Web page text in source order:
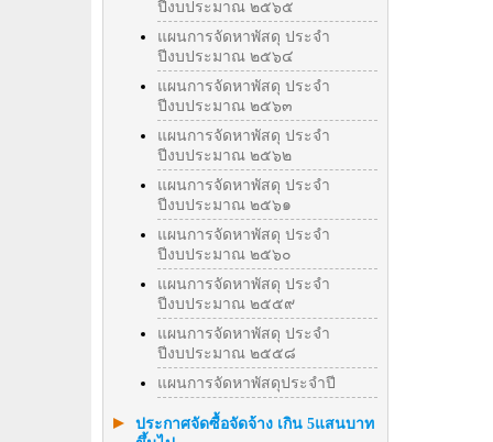
ปีงบประมาณ ๒๕๖๕
แผนการจัดหาพัสดุ ประจำ
ปีงบประมาณ ๒๕๖๔
แผนการจัดหาพัสดุ ประจำ
ปีงบประมาณ ๒๕๖๓
แผนการจัดหาพัสดุ ประจำ
ปีงบประมาณ ๒๕๖๒
แผนการจัดหาพัสดุ ประจำ
ปีงบประมาณ ๒๕๖๑
แผนการจัดหาพัสดุ ประจำ
ปีงบประมาณ ๒๕๖๐
แผนการจัดหาพัสดุ ประจำ
ปีงบประมาณ ๒๕๕๙
แผนการจัดหาพัสดุ ประจำ
ปีงบประมาณ ๒๕๕๘
แผนการจัดหาพัสดุประจำปี
ประกาศจัดซื้อจัดจ้าง เกิน 5แสนบาท